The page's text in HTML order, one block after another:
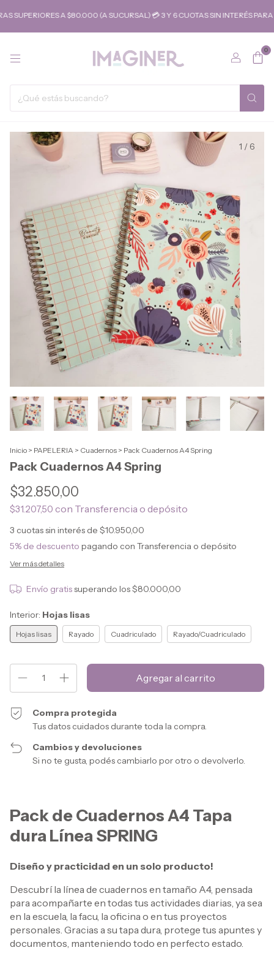
SUPERIORES A $80.000 (A SUCURSAL) 💳 3 Y 6 CUOTAS SIN INTERÉS
0
1 / 6
Inicio > PAPELERIA > Cuadernos > Pack Cuadernos A4 Spring
Pack Cuadernos A4 Spring
$32.850,00
$31.207,50 con Transferencia o depósito
3 cuotas sin interés de $10.950,00
5% de descuento pagando con Transferencia o depósito
Ver más detalles
Envío gratissuperando los$80.000,00
Interior: Hojas lisas
Hojas lisas Rayado Cuadriculado Rayado/Cuadriculado
Compra protegida
Tus datos cuidados durante toda la compra.
Cambios y devoluciones
Si no te gusta, podés cambiarlo por otro o devolverlo.
Pack de Cuadernos A4 Tapa
dura Línea SPRING
Diseño y practicidad en un solo producto!
Descubrí la línea de cuadernos en tamaño A4, pensada
para acompañarte en todas tus actividades diarias, ya sea
en la escuela, la facu, la oficina o en tus proyectos
personales. Gracias a su tapa dura, protege tus apuntes y
documentos, manteniendo todo en perfecto estado.